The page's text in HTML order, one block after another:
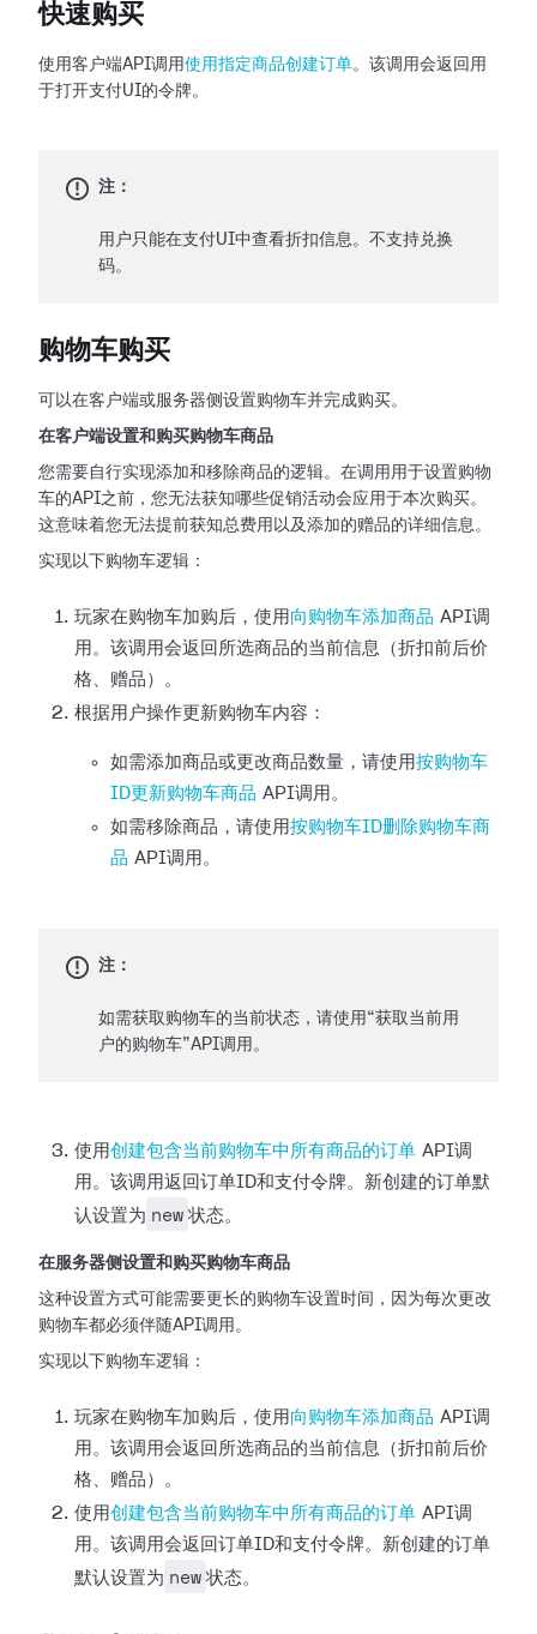
快速购买
使用客户端API调用使用指定商品创建订单。该调用会返回用
于打开支付UI的令牌。
注：
用户只能在支付UI中查看折扣信息。不支持兑换
码。
购物车购买
可以在客户端或服务器侧设置购物车并完成购买。
在客户端设置和购买购物车商品
您需要自行实现添加和移除商品的逻辑。在调用用于设置购物
车的API之前，您无法获知哪些促销活动会应用于本次购买。
这意味着您无法提前获知总费用以及添加的赠品的详细信息。
实现以下购物车逻辑：
玩家在购物车加购后，使用 向购物车添加商品 API调
用。该调用会返回所选商品的当前信息（折扣前后价
格、赠品）。
根据用户操作更新购物车内容：
如需添加商品或更改商品数量，请使用按购物车
ID更新购物车商品 API调用。
如需移除商品，请使用按购物车ID删除购物车商
品 API调用。
注：
如需获取购物车的当前状态，请使用“获取当前用
户的购物车”API调用。
使用创建包含当前购物车中所有商品的订单 API调
用。该调用返回订单ID和支付令牌。新创建的订单默
认设置为 new 状态。
在服务器侧设置和购买购物车商品
这种设置方式可能需要更长的购物车设置时间，因为每次更改
购物车都必须伴随API调用。
实现以下购物车逻辑：
玩家在购物车加购后，使用 向购物车添加商品 API调
用。该调用会返回所选商品的当前信息（折扣前后价
格、赠品）。
使用创建包含当前购物车中所有商品的订单 API调
用。该调用会返回订单ID和支付令牌。新创建的订单
默认设置为 new 状态。